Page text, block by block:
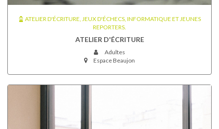
ATELIER D'ÉCRITURE, JEUX D'ÉCHECS, INFORMATIQUE ET JEUNES
REPORTERS.
ATELIER D'ÉCRITURE
Adultes
Espace Beaujon